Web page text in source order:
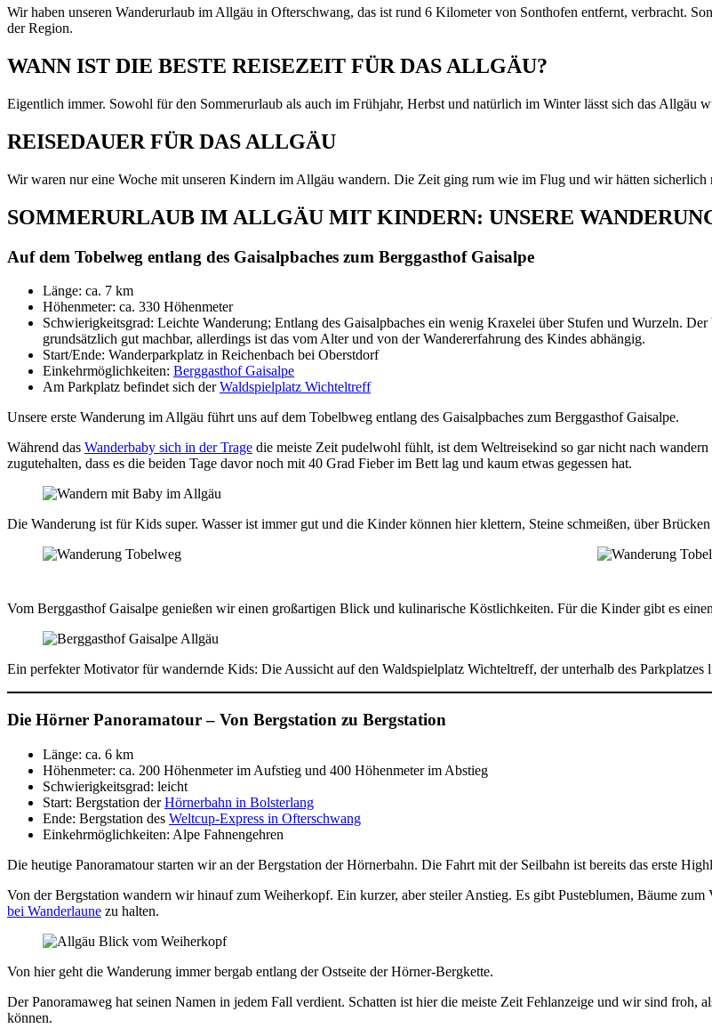
Wir haben unseren Wanderurlaub im Allgäu in Ofterschwang, das ist rund 6 Kilometer von Sonthofen entfernt, verbracht.
der Region.
WANN IST DIE BESTE REISEZEIT FÜR DAS ALLGÄU?
Eigentlich immer. Sowohl für den Sommerurlaub als auch im Frühjahr, Herbst und natürlich im Winter lässt sich das Allgäu
REISEDAUER FÜR DAS ALLGÄU
Wir waren nur eine Woche mit unseren Kindern im Allgäu wandern. Die Zeit ging rum wie im Flug und wir hätten sicherlich
SOMMERURLAUB IM ALLGÄU MIT KINDERN: UNSERE
Auf dem Tobelweg entlang des Gaisalpbaches zum Berggasthof Gaisalpe
Länge: ca. 7 km
Höhenmeter: ca. 330 Höhenmeter
Schwierigkeitsgrad: Leichte Wanderung; Entlang des Gaisalpbaches ein wenig Kraxelei über Stufen und Wurzeln.
grundsätzlich gut machbar, allerdings ist das vom Alter und von der Wandererfahrung des Kindes abhängig.
Start/Ende: Wanderparkplatz in Reichenbach bei Oberstdorf
Einkehrmöglichkeiten: Berggasthof Gaisalpe
Am Parkplatz befindet sich derWaldspielplatz Wichteltreff
Unsere erste Wanderung im Allgäu führt uns auf dem Tobelbweg entlang des Gaisalpbaches zum Berggasthof Gaisalpe.
Während das Wanderbaby sich in der Trage die meiste Zeit pudelwohl fühlt, ist dem Weltreisekind so gar nicht nach
zugutehalten, dass es die beiden Tage davor noch mit 40 Grad Fieber im Bett lag und kaum etwas gegessen hat.
Die Wanderung ist für Kids super. Wasser ist immer gut und die Kinder können hier klettern, Steine schmeißen, über
Vom Berggasthof Gaisalpe genießen wir einen großartigen Blick und kulinarische Köstlichkeiten. Für die Kinder gibt es
Ein perfekter Motivator für wandernde Kids: Die Aussicht auf den Waldspielplatz Wichteltreff, der unterhalb des Parkplatzes
Die Hörner Panoramatour – Von Bergstation zu Bergstation
Länge: ca. 6 km
Höhenmeter: ca. 200 Höhenmeter im Aufstieg und 400 Höhenmeter im Abstieg
Schwierigkeitsgrad: leicht
Start: Bergstation derHörnerbahn in Bolsterlang
Ende: Bergstation des Weltcup-Express in Ofterschwang
Einkehrmöglichkeiten: Alpe Fahnengehren
Die heutige Panoramatour starten wir an der Bergstation der Hörnerbahn. Die Fahrt mit der Seilbahn ist bereits das erste
Von der Bergstation wandern wir hinauf zum Weiherkopf. Ein kurzer, aber steiler Anstieg. Es gibt Pusteblumen, Bäume
bei Wanderlaune zu halten.
Von hier geht die Wanderung immer bergab entlang der Ostseite der Hörner-Bergkette.
Der Panoramaweg hat seinen Namen in jedem Fall verdient. Schatten ist hier die meiste Zeit Fehlanzeige und wir sind froh,
können.